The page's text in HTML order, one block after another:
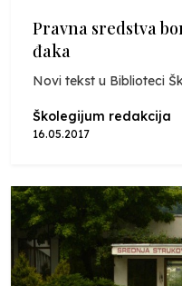
Pravna sredstva
đaka
Novi tekst u Biblioteci
Školegijum redakcija
16.05.2017